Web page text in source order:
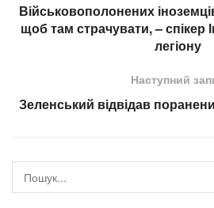
Військовополонених
щоб там страчувати, – спікер
легіону
Наступний
Зеленський відвідав